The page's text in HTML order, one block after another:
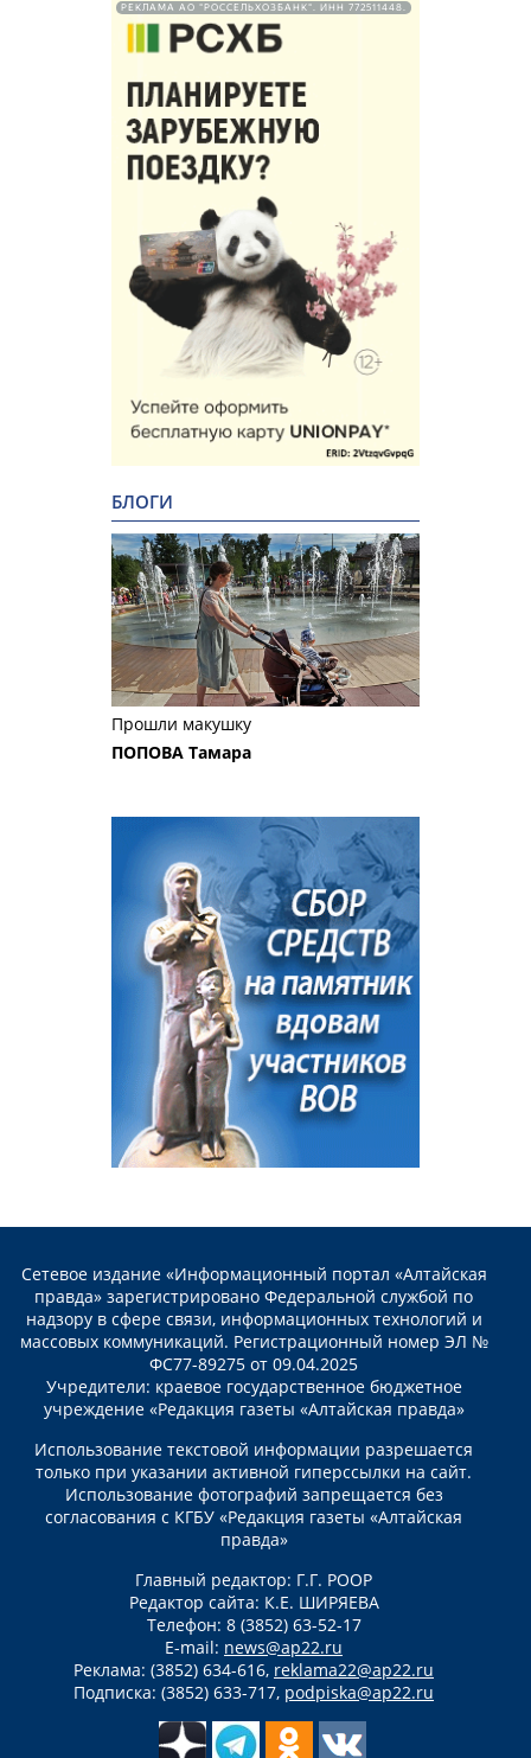
РЕКЛАМА АО "РОССЕЛЬХОЗБАНК". ИНН 772511448.
БЛОГИ
Прошли макушку
ПОПОВА Тамара
Сетевое издание «Информационный портал «Алтайская
правда» зарегистрировано Федеральной службой по
надзору в сфере связи, информационных технологий и
массовых коммуникаций. Регистрационный номер ЭЛ №
ФС77-89275 от 09.04.2025
Учредители: краевое государственное бюджетное
учреждение «Редакция газеты «Алтайская правда»
Использование текстовой информации разрешается
только при указании активной гиперссылки на сайт.
Использование фотографий запрещается без
согласования с КГБУ «Редакция газеты «Алтайская
правда»
Главный редактор: Г.Г. РООР
Редактор сайта: К.Е. ШИРЯЕВА
Телефон: 8 (3852) 63-52-17
E-mail: news@ap22.ru
Реклама: (3852) 634-616, reklama22@ap22.ru
Подписка: (3852) 633-717, podpiska@ap22.ru